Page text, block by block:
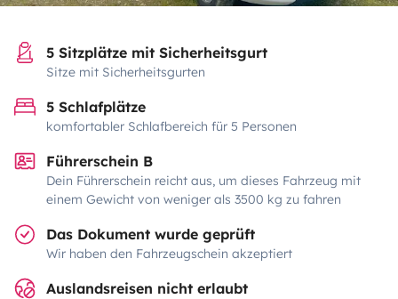
5 Sitzplätze mit Sicherheitsgurt
Sitze mit Sicherheitsgurten
5 Schlafplätze
komfortabler Schlafbereich für 5 Personen
Führerschein B
Dein Führerschein reicht aus, um dieses Fahrzeug mit
einem Gewicht von weniger als 3500 kg zu fahren
Das Dokument wurde geprüft
Wir haben den Fahrzeugschein akzeptiert
Auslandsreisen nicht erlaubt